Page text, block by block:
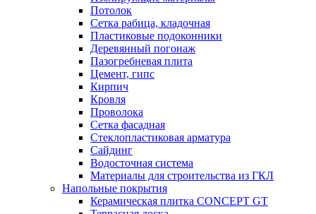
Потолок
Сетка рабица, кладочная
Пластиковые подоконники
Деревянный погонаж
Пазогребневая плита
Цемент, гипс
Кирпич
Кровля
Проволока
Сетка фасадная
Стеклопластиковая арматура
Сайдинг
Водосточная система
Материалы для строительства из ГКЛ
Напольные покрытия
Керамическая плитка CONCEPT GT